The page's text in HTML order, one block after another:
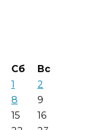
Сб
Вс
1
2
8
9
15
16